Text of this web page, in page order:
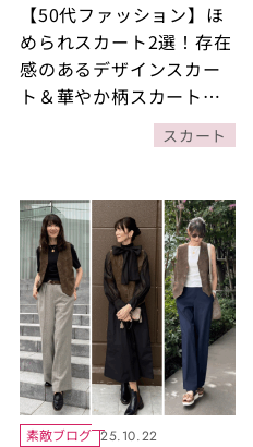
【50代ファッション】ほ
められスカート2選！存在
感のあるデザインスカー
ト＆華やか柄スカートは1
枚でコーディネートの主
スカート
素敵ブログ 25.10.22